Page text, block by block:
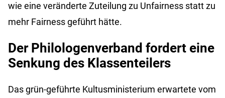
wie eine veränderte Zuteilung zu Unfairness statt zu
mehr Fairness geführt hätte.
Der Philologenverband fordert eine
Senkung des Klassenteilers
Das grün-geführte Kultusministerium erwartete vom